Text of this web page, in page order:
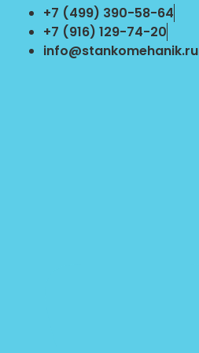
Перейти
содержимому
+7 (499) 390-58-64
+7 (916) 129-74-20
info@stankomehanik.ru